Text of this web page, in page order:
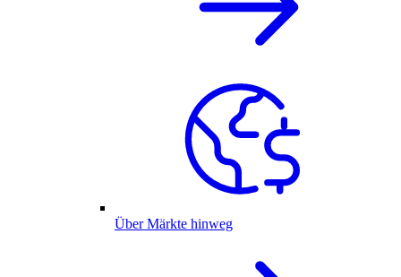
Über Märkte hinweg